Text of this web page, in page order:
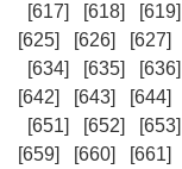
[617]
[618] [619]
[625]
[626] [627]
[634]
[635] [636]
[642]
[643] [644]
[651]
[652] [653]
[659]
[660] [661]